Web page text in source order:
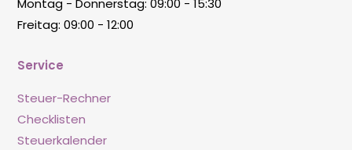
Service
Steuer-Rechner
Checklisten
Steuerkalender
Montag - Donnerstag: 09:00 - 15:30
Freitag: 09:00 - 12:00